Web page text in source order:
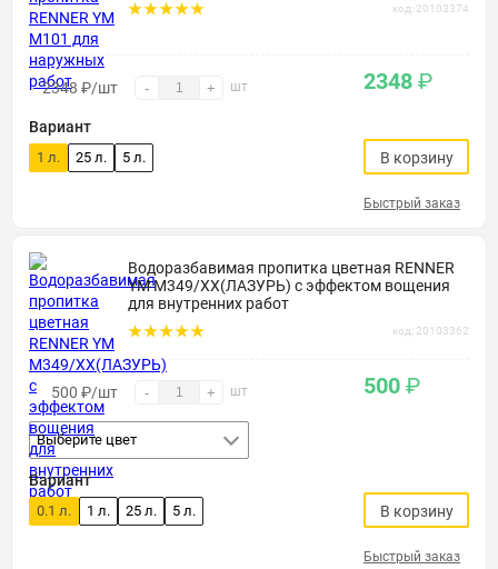
код: 20103374
2348 ₽/шт - + шт
Вариант
1 л. 25 л. 5 л.
2348 ₽
В корзину
Быстрый заказ
Водоразбавимая пропитка цветная RENNER
YM M349/XX(ЛАЗУРЬ) с эффектом вощения
для внутренних работ
код: 20103362
500 ₽/шт - + шт
Выберите цвет
Вариант
0.1 л. 1 л. 25 л. 5 л.
500 ₽
В корзину
Быстрый заказ